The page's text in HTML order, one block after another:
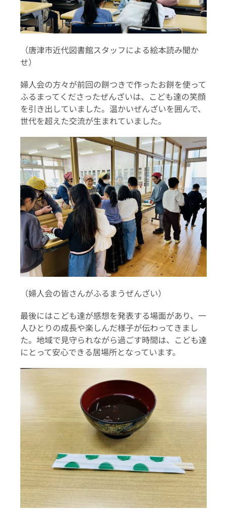
（唐津市近代図書館スタッフによる絵本読み聞か
せ）
婦人会の方々が前回の餅つきで作ったお餅を使って
ふるまってくださったぜんざいは、こども達の笑顔
を引き出していました。温かいぜんざいを囲んで、
世代を超えた交流が生まれていました。
（婦人会の皆さんがふるまうぜんざい）
最後にはこども達が感想を発表する場面があり、一
人ひとりの成長や楽しんだ様子が伝わってきまし
た。地域で見守られながら過ごす時間は、こども達
にとって安心できる居場所となっています。